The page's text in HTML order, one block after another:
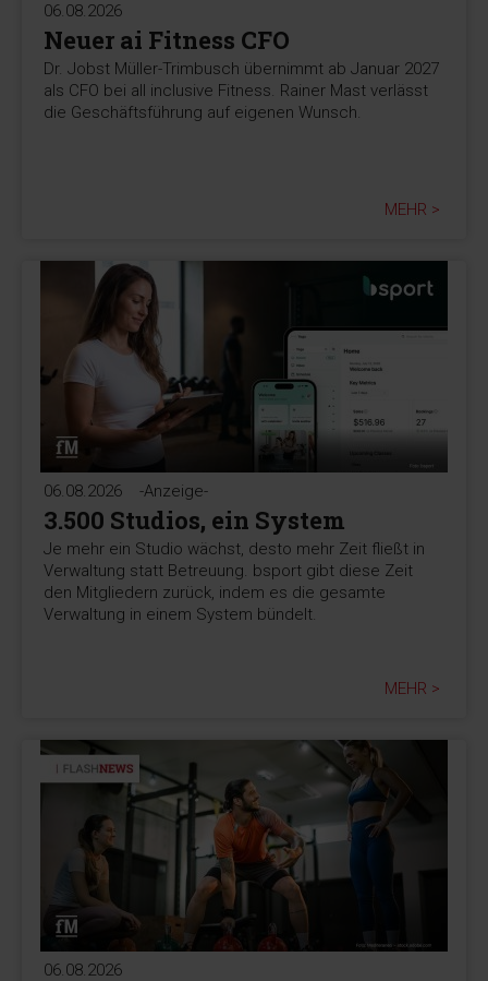
06.08.2026
Neuer ai Fitness CFO
Dr. Jobst Müller-Trimbusch übernimmt ab Januar 2027
als CFO bei all inclusive Fitness. Rainer Mast verlässt
die Geschäftsführung auf eigenen Wunsch.
MEHR >
06.08.2026 -Anzeige-
3.500 Studios, ein System
Je mehr ein Studio wächst, desto mehr Zeit fließt in
Verwaltung statt Betreuung. bsport gibt diese Zeit
den Mitgliedern zurück, indem es die gesamte
Verwaltung in einem System bündelt.
MEHR >
06.08.2026